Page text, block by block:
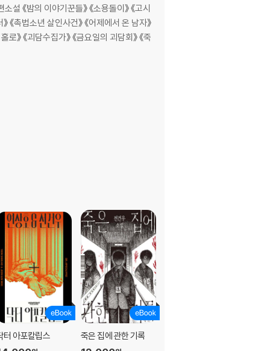
《밤의 이야기꾼들》 《소용돌이》 《고시
《촉법소년 살인사건》 《어제에서 온 남자》
》 《괴담수집가》 《금요일의 괴담회》 《죽
터 아포칼립스 죽은 집에 관한 기록